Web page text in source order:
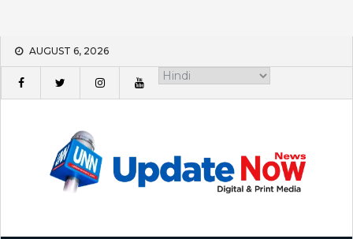
Skip
content
AUGUST 6, 2026